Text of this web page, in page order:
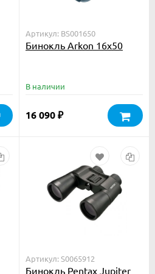
Артикул: BS001650
Бинокль Arkon 16х50
В наличии
16 090 ₽
Артикул: S0065912
Бинокль Pentax Jupiter